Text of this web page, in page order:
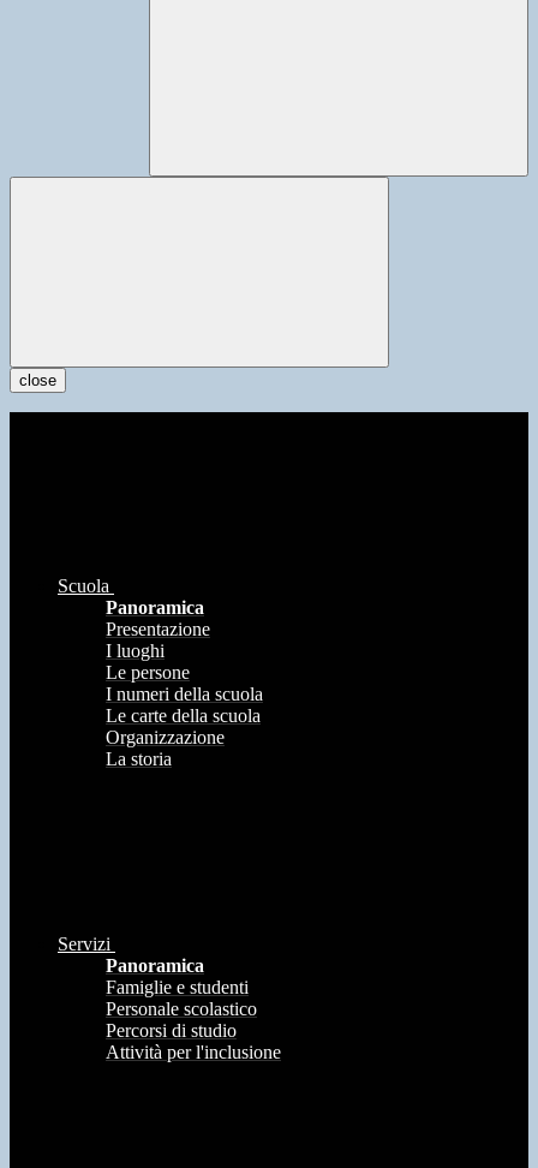
close
Scuola
Panoramica
Presentazione
I luoghi
Le persone
I numeri della scuola
Le carte della scuola
Organizzazione
La storia
Servizi
Panoramica
Famiglie e studenti
Personale scolastico
Percorsi di studio
Attività per l'inclusione